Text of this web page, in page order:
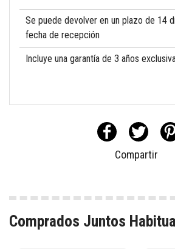
Se puede devolver en un plazo de 14
fecha de recepción
Incluye una garantía de 3 años
Compartir
Comprados Juntos